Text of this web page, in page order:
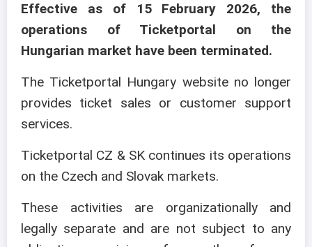
Effective as of 15 February 2026, the
operations of Ticketportal on the
Hungarian market have been terminated.
The Ticketportal Hungary website no longer
provides ticket sales or customer support
services.
Ticketportal CZ & SK continues its operations
on the Czech and Slovak markets.
These activities are organizationally and
legally separate and are not subject to any